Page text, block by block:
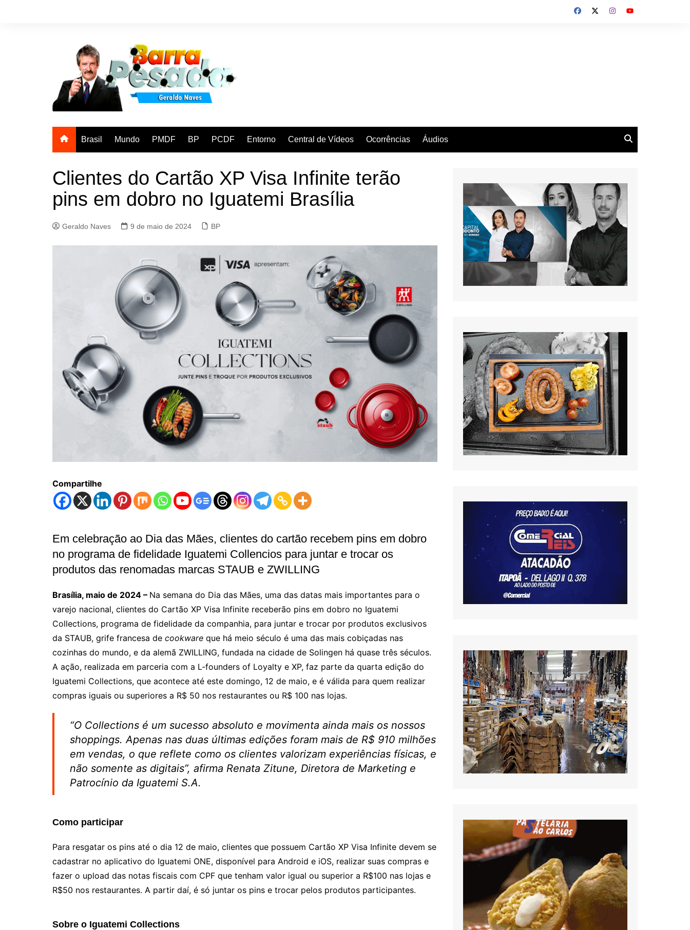
Brasil Mundo PMDF BP PCDF Entorno Central de Vídeos Ocorrências Áudios
Clientes do Cartão XP Visa Infinite terão
pins em dobro no Iguatemi Brasília
Geraldo Naves 9 de maio de 2024 BP
Compartilhe
Em celebração ao Dia das Mães, clientes do cartão recebem pins em dobro
no programa de fidelidade Iguatemi Collencios para juntar e trocar os
produtos das renomadas marcas STAUB e ZWILLING
Brasília, maio de 2024 – Na semana do Dia das Mães, uma das datas mais importantes para o
varejo nacional, clientes do Cartão XP Visa Infinite receberão pins em dobro no Iguatemi
Collections, programa de fidelidade da companhia, para juntar e trocar por produtos exclusivos
da STAUB, grife francesa de cookware que há meio século é uma das mais cobiçadas nas
cozinhas do mundo, e da alemã ZWILLING, fundada na cidade de Solingen há quase três séculos.
A ação, realizada em parceria com a L-founders of Loyalty e XP, faz parte da quarta edição do
Iguatemi Collections, que acontece até este domingo, 12 de maio, e é válida para quem realizar
compras iguais ou superiores a R$ 50 nos restaurantes ou R$ 100 nas lojas.
“O Collections é um sucesso absoluto e movimenta ainda mais os nossos
shoppings. Apenas nas duas últimas edições foram mais de R$ 910 milhões
em vendas, o que reflete como os clientes valorizam experiências físicas, e
não somente as digitais”, afirma Renata Zitune, Diretora de Marketing e
Patrocínio da Iguatemi S.A.
Como participar
Para resgatar os pins até o dia 12 de maio, clientes que possuem Cartão XP Visa Infinite devem se
cadastrar no aplicativo do Iguatemi ONE, disponível para Android e iOS, realizar suas compras e
fazer o upload das notas fiscais com CPF que tenham valor igual ou superior a R$100 nas lojas e
R$50 nos restaurantes. A partir daí, é só juntar os pins e trocar pelos produtos participantes.
Sobre o Iguatemi Collections